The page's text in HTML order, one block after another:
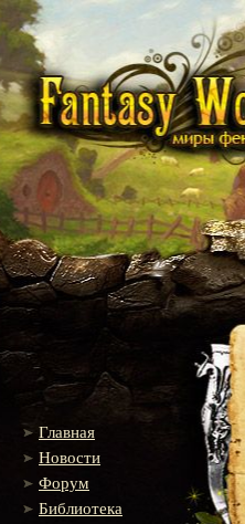
Главная
Новости
Форум
Библиотека